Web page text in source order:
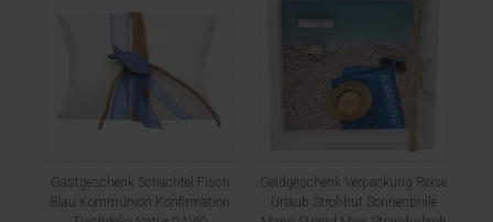
Gastgeschenk Schachtel Fisch
Blau Kommunion Konfirmation
Geldgeschenk Verpackung Reise
Urlaub Strohhut Sonnenbrille